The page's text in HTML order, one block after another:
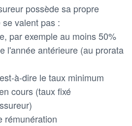
possède sa propre
valent pas :
par exemple au moins 50%
l'année antérieure (au prorata
à-dire le taux minimum
cours (taux fixé